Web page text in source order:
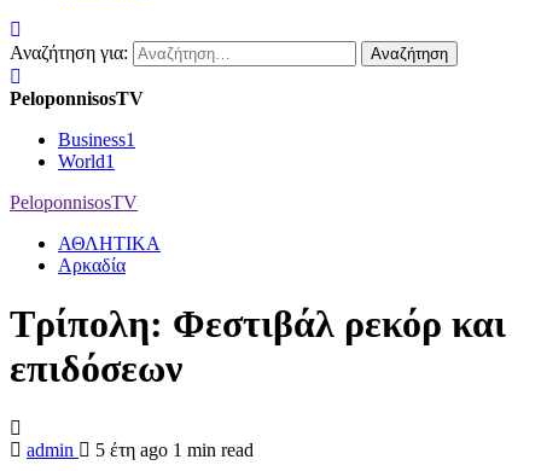
Αναζήτηση για:
PeloponnisosTV
Business1
World1
PeloponnisosTV
ΑΘΛΗΤΙΚΑ
Αρκαδία
Τρίπολη: Φεστιβάλ ρεκόρ και
επιδόσεων
admin 5 έτη ago 1 min read